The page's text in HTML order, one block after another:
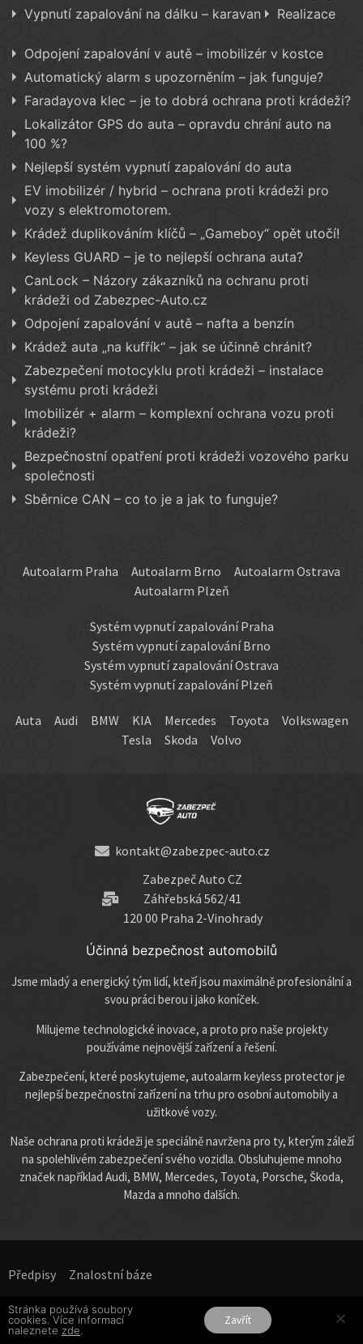
Vypnutí zapalování na dálku – karavan
Realizace
Odpojení zapalování v autě – imobilizér v kostce
Automatický alarm s upozorněním – jak funguje?
Faradayova klec – je to dobrá ochrana proti krádeži?
Lokalizátor GPS do auta – opravdu chrání auto na
100 %?
Nejlepší systém vypnutí zapalování do auta
EV imobilizér / hybrid – ochrana proti krádeži pro
vozy s elektromotorem.
Krádež duplikováním klíčů – „Gameboy“ opět utočí!
Keyless GUARD – je to nejlepší ochrana auta?
CanLock – Názory zákazníků na ochranu proti
krádeži od Zabezpec-Auto.cz
Odpojení zapalování v autě – nafta a benzín
Krádež auta „na kufřík“ – jak se účinně chránit?
Zabezpečení motocyklu proti krádeži – instalace
systému proti krádeži
Imobilizér + alarm – komplexní ochrana vozu proti
krádeži?
Bezpečnostní opatření proti krádeži vozového parku
společnosti
Sběrnice CAN – co to je a jak to funguje?
Autoalarm Praha Autoalarm Brno
Autoalarm Ostrava
Autoalarm Plzeň
Systém vypnutí zapalování Praha
Systém vypnutí zapalování Brno
Systém vypnutí zapalování Ostrava
Systém vypnutí zapalování Plzeň
Auta Audi BMW KIA Mercedes Toyota
Volkswagen
Tesla
Skoda Volvo
kontakt@zabezpec-auto.cz
Zabezpeč Auto CZ
Záhřebská 562/41
120 00 Praha 2-Vinohrady
Účinná bezpečnost automobilů
Jsme mladý a energický tým lidí, kteří jsou maximálně profesionální a
svou práci berou i jako koníček.
Milujeme technologické inovace, a proto pro naše projekty
používáme nejnovější zařízení a řešení.
Zabezpečení, které poskytujeme, autoalarm keyless protector je
nejlepší bezpečnostní zařízení na trhu pro osobní automobily a
užitkové vozy.
Naše ochrana proti krádeži je speciálně navržena pro ty, kterým záleží
na spolehlivém zabezpečení svého vozidla. Obsluhujeme mnoho
značek například Audi, BMW, Mercedes, Toyota, Porsche, Škoda,
Mazda a mnoho dalších.
Předpisy Znalostní báze​
Všechna práva vyhrazena.
Stránka používá soubory
cookies. Více informací
naleznete zde
Zavřít